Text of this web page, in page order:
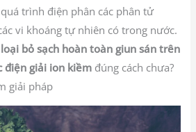
trình điện phân các phân tử
vi khoáng tự nhiên có trong nước.
loại bỏ sạch hoàn toàn giun sán trên
điện giải ion kiềm đúng cách chưa?
giải pháp